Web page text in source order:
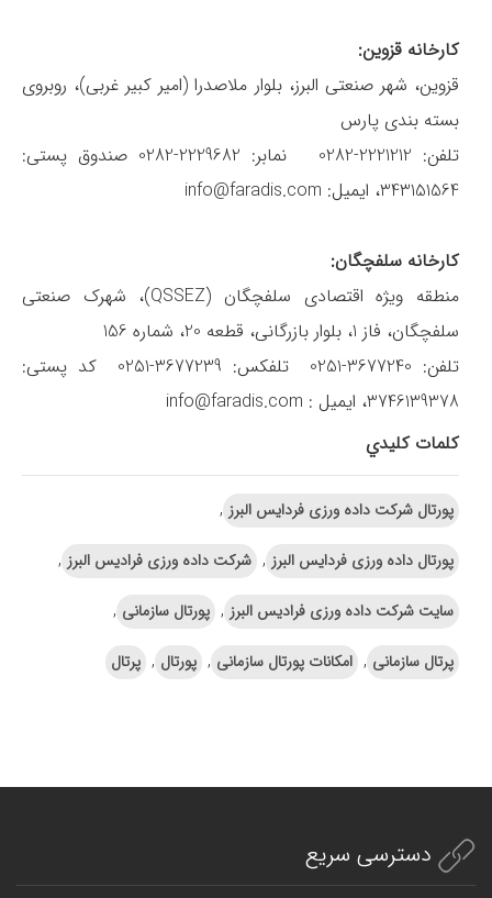
کارخانه قزوین:
قزوین، شهر صنعتی البرز، بلوار ملاصدرا (امیر کبیر غربی)، روبروی
بسته بندی پارس
تلفن: 2221212-0282 نمابر: 2229682-0282 صندوق پستی:
343151564، ایمیل: info@faradis.com
کارخانه سلفچگان:
منطقه ویژه اقتصادی سلفچگان (QSSEZ)، شهرک صنعتی
سلفچگان، فاز 1، بلوار بازرگانی، قطعه 20، شماره 156
تلفن: 3677240-0251 تلفکس: 3677239-0251 کد پستی:
3746139378، ایمیل : info@faradis.com
کلمات کليدي
پورتال شرکت داده ورزی فردایس البرز ,
پورتال داده ورزی فردایس البرز , شرکت داده ورزی فرادیس البرز ,
سایت شرکت داده ورزی فرادیس البرز , پورتال سازمانی ,
پرتال سازمانی , امکانات پورتال سازمانی , پورتال , پرتال
دسترسی سریع